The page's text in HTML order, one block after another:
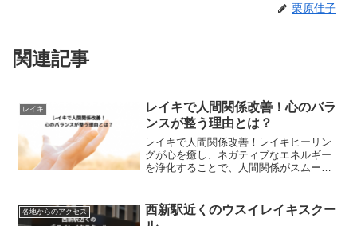
栗原佳子
関連記事
レイキ
レイキで人間関係改善！心のバラ
ンスが整う理由とは？
レイキで人間関係改善！レイキヒーリン
グが心を癒し、ネガティブなエネルギー
を浄化することで、人間関係がスムーズ
各地からのアクセス
西新駅近くのウスイレイキスクー